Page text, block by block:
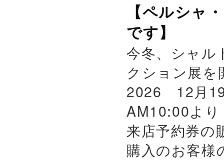
【ペルシャ
です】
今冬、シャル
クション展
2026 12月19
AM10:00よ
来店予約券の
購入のお客様